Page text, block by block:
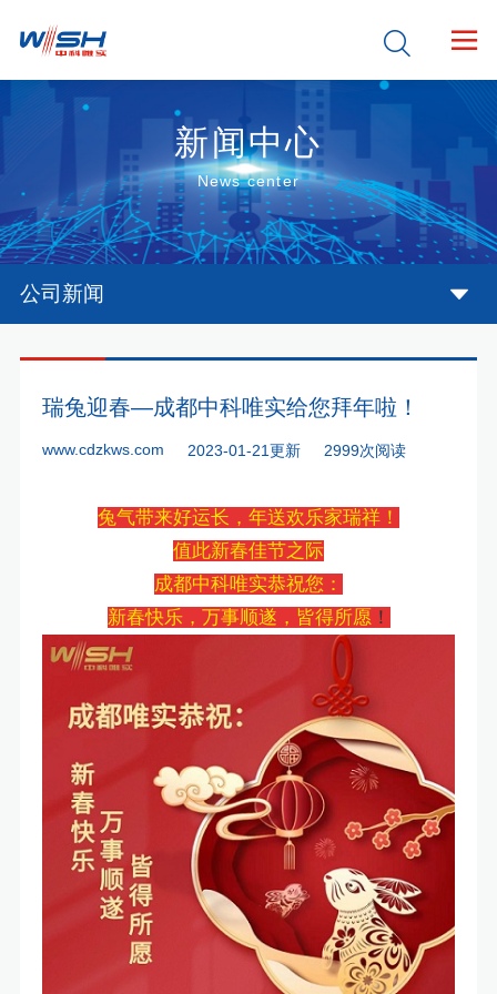
 
新闻中心
News center
公司新闻
瑞兔迎春—成都中科唯实给您拜年啦！
www.cdzkws.com 2023-01-21更新 2999次阅读
兔气带来好运长，年送欢乐家瑞祥！
值此新春佳节之际
成都中科唯实恭祝您：
新春快乐，万事顺遂，皆得所愿 ！